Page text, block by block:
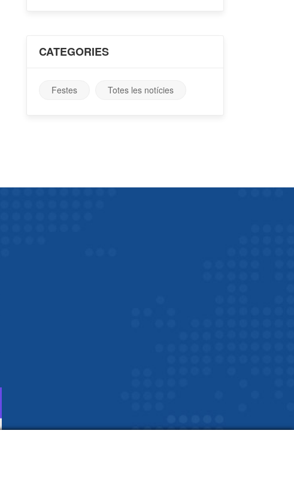
CATEGORIES
Festes Totes les notícies